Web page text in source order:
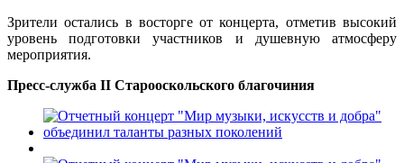
Зрители остались в восторге от концерта, отметив высокий
уровень подготовки участников и душевную атмосферу
мероприятия.
Пресс-служба II Старооскольского благочиния